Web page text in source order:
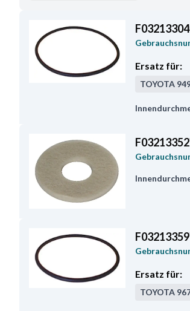
Ersatz für:
TOYOTA
Ersatz für:
TOYOTA